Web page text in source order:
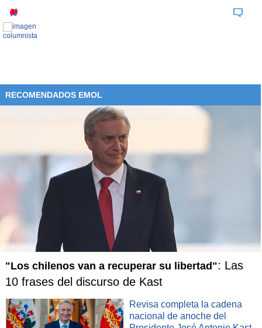
RECOMENDADOS EMOL
"Los chilenos van a recuperar su libertad": Las
10 frases del discurso de Kast
Revisa completa la cadena
nacional de anoche del